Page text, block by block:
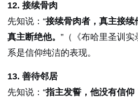
12. 接续骨肉
先知说：“接续骨肉者，真主接续
真主断绝他。 ”（《布哈里圣训
系是信仰纯洁的表现。
13. 善待邻居
先知说：“指主发誓，他没有信仰